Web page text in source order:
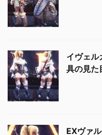
イヴェル
具の見た
EXヴァ